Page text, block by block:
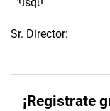
Sr. Director:
¡Registrate